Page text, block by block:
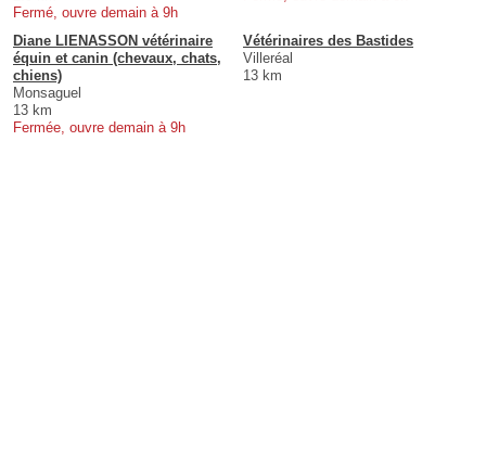
Fermé, ouvre demain à 9h
Diane LIENASSON vétérinaire
équin et canin (chevaux, chats,
chiens)
Monsaguel
13 km
Fermée, ouvre demain à 9h
Vétérinaires des Bastides
Villeréal
13 km